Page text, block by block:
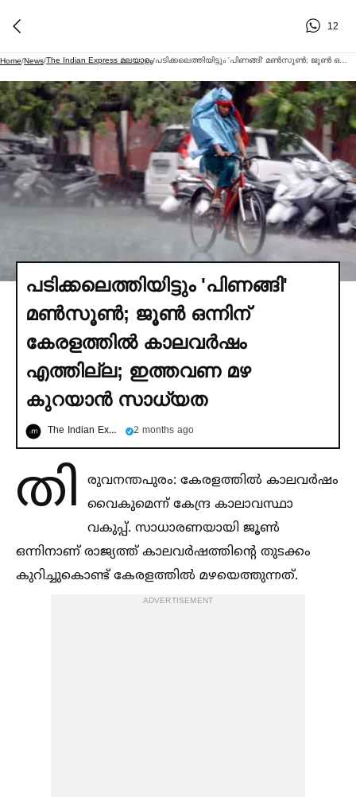
12
Home/News/The Indian Express മലയാളം/
പടിക്കലെത്തിയിട്ടും 'പിണങ്ങി'
മണ്‍സൂണ്‍; ജൂണ്‍ ഒന്നിന്
കേരളത്തില്‍ കാലവര്‍ഷം
എത്തില്ല; ഇത്തവണ മഴ
കുറയാൻ സാധ്യത
The Indian Express മലയാളം 2 months ago
തി
രുവനന്തപുരം: കേരളത്തില്‍ കാലവർഷം
വൈകുമെന്ന് കേന്ദ്ര കാലാവസ്ഥാ
വകുപ്പ്. സാധാരണയായി ജൂണ്‍
ഒന്നിനാണ് രാജ്യത്ത് കാലവർഷത്തിന്റെ തുടക്കം
കുറിച്ചുകൊണ്ട് കേരളത്തില്‍ മഴയെത്തുന്നത്.
ADVERTISEMENT